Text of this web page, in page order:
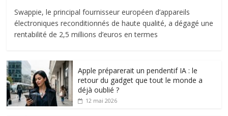
Swappie, le principal fournisseur européen d’appareils
électroniques reconditionnés de haute qualité, a dégagé une
rentabilité de 2,5 millions d’euros en termes
Apple préparerait un pendentif IA : le
retour du gadget que tout le monde a
déjà oublié ?
12 mai 2026